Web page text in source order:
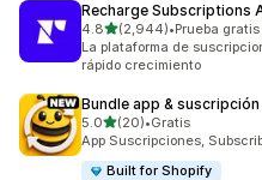
Recharge Subscriptions
4.8de 5 estrellas
(2,944)
2944 reseñas en total
•Prueba
La plataforma de
rápido crecimiento
Bundle app & suscripción
5.0de 5 estrellas
(20)
20 reseñas en total
•Gratis
App Suscripciones,
Built for Shopify